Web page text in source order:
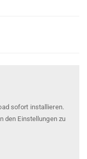
sofort installieren.
den Einstellungen zu